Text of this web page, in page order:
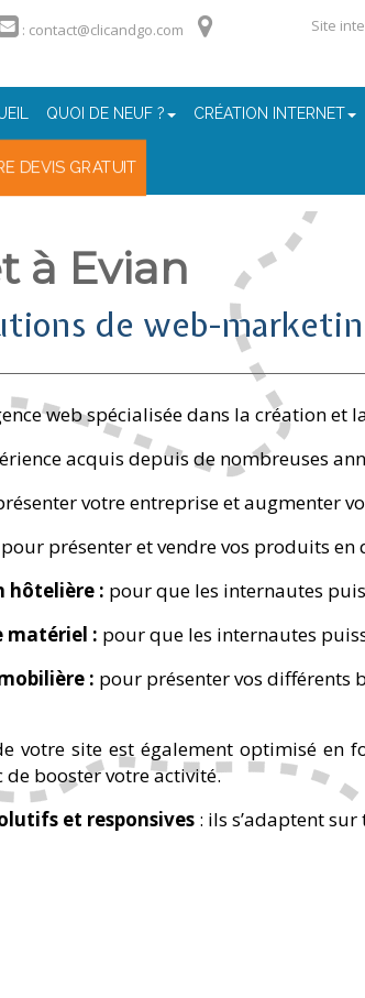
: contact@clicandgo.com
Site
QUOI DE NEUF ? CRÉATION INTERNET
DEVIS GRATUIT
à Evian
de web-
web spécialisée dans la création et
acquis depuis de nombreuses
votre entreprise et augmenter
pour présenter et vendre vos produits en
hôtelière : pour que les internautes
matériel : pour que les internautes
: pour présenter vos différents
votre site est également optimisé en
de booster votre activité.
et responsives : ils s’adaptent